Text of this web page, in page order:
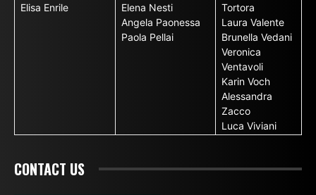
Elisa Enrile
Elena Nesti
Angela Paonessa
Paola Pellai
Tortora
Laura Valente
Brunella Vedani
Veronica
Ventavoli
Karin Voch
Alessandra
Zacco
Luca Viviani
CONTACT US